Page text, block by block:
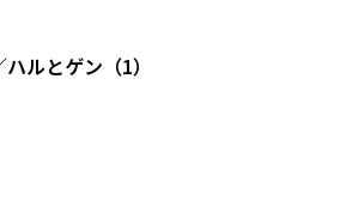
ルとゲン（1）